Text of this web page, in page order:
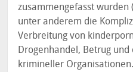
zusammengefasst wurden (
unter anderem die
Verbreitung von
Drogenhandel, Betrug
krimineller